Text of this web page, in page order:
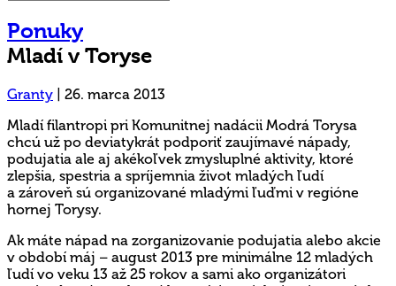
Ponuky
Mladí v Toryse
Granty
26. marca 2013
Mladí filantropi pri Komunitnej nadácii Modrá Torysa
chcú už po deviatykrát podporiť zaujímavé nápady,
podujatia ale aj akékoľvek zmysluplné aktivity, ktoré
zlepšia, spestria a spríjemnia život mladých ľudí
a zároveň sú organizované mladými ľuďmi v regióne
hornej Torysy.
Ak máte nápad na zorganizovanie podujatia alebo akcie
v období máj – august 2013 pre minimálne 12 mladých
ľudí vo veku 13 až 25 rokov a sami ako organizátori